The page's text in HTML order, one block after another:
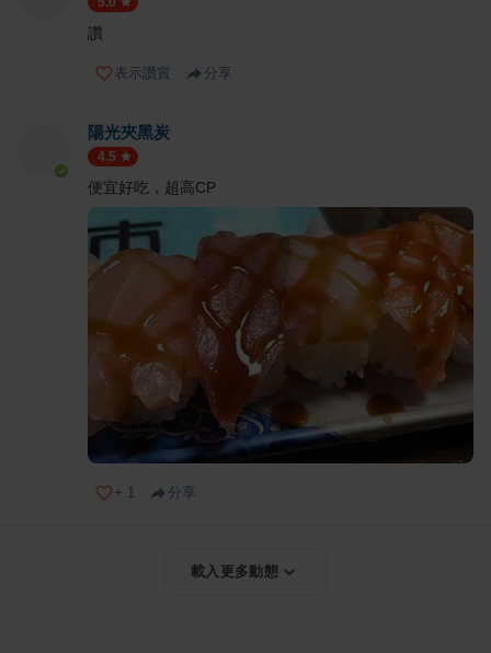
讚
表示讚賞 分享
陽光夾黑炭
4.5
便宜好吃，超高CP
+ 1 分享
載入更多動態